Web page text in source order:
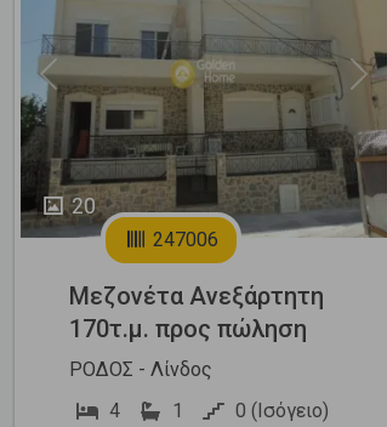
20
Previous Next
247006
Μεζονέτα Ανεξάρτητη
170τ.μ. προς πώληση
ΡΟΔΟΣ - Λίνδος
4
1
0 (Ισόγειο)